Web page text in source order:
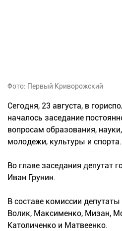
Фото: Первый Криворожский
Сегодня, 23 августа, в
началось заседание
вопросам образования,
молодежи, культуры и спорта.
Во главе заседания депутат
Иван Грунин.
В составе комиссии
Волик, Максименко, Мизан,
Католиченко и Матвеенко.